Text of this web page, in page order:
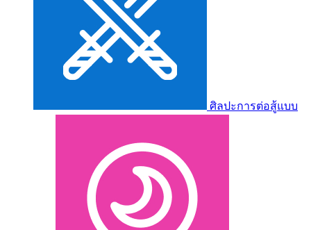
ศิลปะการต่อสู้แบบ